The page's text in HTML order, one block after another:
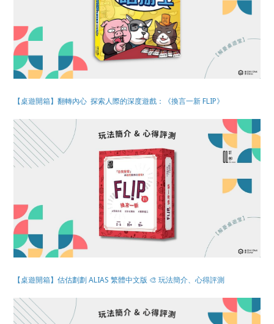
【桌遊開箱】翻轉內心 探索人際的深度遊戲：《換言一新 FLIP》
【桌遊開箱】估估劃劃 ALIAS 繁體中文版 🎨 玩法簡介、心得評測